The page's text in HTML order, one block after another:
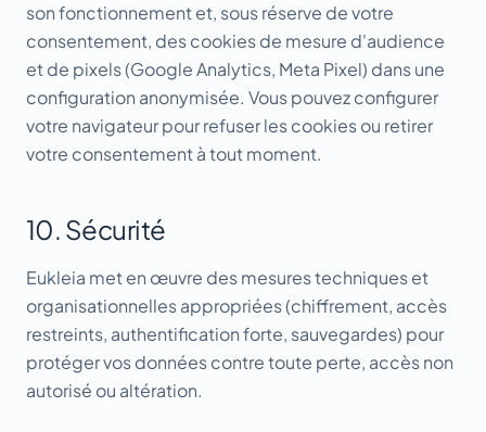
son fonctionnement et, sous réserve de votre
consentement, des cookies de mesure d'audience
et de pixels (Google Analytics, Meta Pixel) dans une
configuration anonymisée. Vous pouvez configurer
votre navigateur pour refuser les cookies ou retirer
votre consentement à tout moment.
10. Sécurité
Eukleia met en œuvre des mesures techniques et
organisationnelles appropriées (chiffrement, accès
restreints, authentification forte, sauvegardes) pour
protéger vos données contre toute perte, accès non
autorisé ou altération.